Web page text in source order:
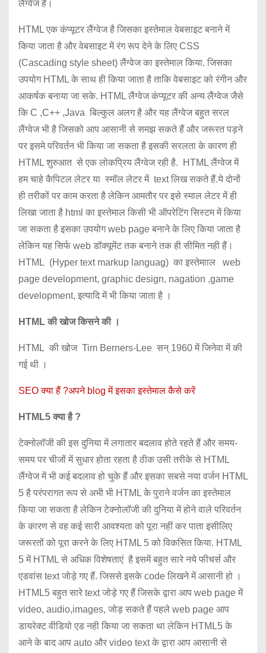
लैंग्वेज हैं।
HTML एक कंप्यूटर लैंग्वेज है जिसका इस्तेमाल वेबसाइट बनाने में
किया जाता है और वेबसाइट में रंग रूप देने के लिए CSS
(Cascading style sheet) लैंग्वेज का इस्तेमाल किया. जिसका
उपयोग HTML के साथ ही किया जाता है ताकि वेबसाइट को रंगीन और
आकर्षक बनाया जा सके. HTML लैंग्वेज कंप्यूटर की अन्य लैंग्वेज जैसे
कि C ,C++ ,Java बिल्कुल अलग है और यह लैंग्वेज बहुत सरल
लैंग्वेज भी है जिसको आप आसानी से समझ सकते हैं और जरूरत पड़ने
पर इसमे परिवर्तन भी किया जा सकता है इसकी सरलता के कारण ही
HTML शुरुआत से एक लोकप्रिय लैंग्वेज रही है. HTML लैंग्वेज में
हम चाहे कैपिटल लेटर या स्मॉल लेटर में text लिख सकते हैं.ये दोनों
ही तरीकों पर काम करता है लेकिन आमतौर पर इसे स्माल लेटर में ही
लिखा जाता है html का इस्तेमाल किसी भी ऑपरेटिंग सिस्टम में किया
जा सकता है इसका उपयोग web page बनाने के लिए किया जाता है
लेकिन यह सिर्फ web डॉक्यूमेंट तक बनाने तक ही सीमित नही हैं।
HTML (Hyper text markup languag) का इस्तेमााल web
page development, graphic design, nagation ,game
development, इत्यादि में भी किया जाता है ।
HTML की खोज किसने की ।
HTML की खोज Tim Berners-Lee सन् 1960 में जिनेवा में की
गई थी ।
SEO क्या हैं ?अपने blog में इसका इस्तेमाल कैसे करें
HTML5 क्या है ?
टेक्नोलॉजी की इस दुनिया में लगातार बदलाव होते रहते हैं और समय-
समय पर चीजों में सुधार होता रहता है ठीक उसी तरीके से HTML
लैंग्वेज में भी कई बदलाव हो चुके हैं और इसका सबसे नया वर्जन HTML
5 है परंपरागत रूप से अभी भी HTML के पुराने वर्जन का इस्तेमाल
किया जा सकता है लेकिन टेक्नोलॉजी की दुनिया में होने वाले परिवर्तन
के कारण से वह कई सारी आवश्यता को पूरा नहीं कर पाता इसीलिए
जरूरतों को पूरा करने के लिए HTML 5 को विकसित किया. HTML
5 में HTML से अधिक विशेषताएं है इसमें बहुत सारे नये फीचर्स और
एडवांस text जोड़े गए हैं. जिससे इसके code लिखने में आसानी हो ।
HTML5 बहुत सारे text जोड़े गए हैं जिसके द्वारा आप web page में
video, audio,images, जोड़ सकते हैं पहले web page आप
डायरेक्ट वीडियो एड नही किया जा सकता था लेकिन HTML5 के
आने के बाद आप auto और video text के द्वारा आप आसानी से